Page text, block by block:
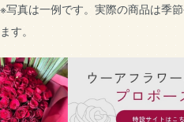
※写真は一例です。実際の商品は季
ます。